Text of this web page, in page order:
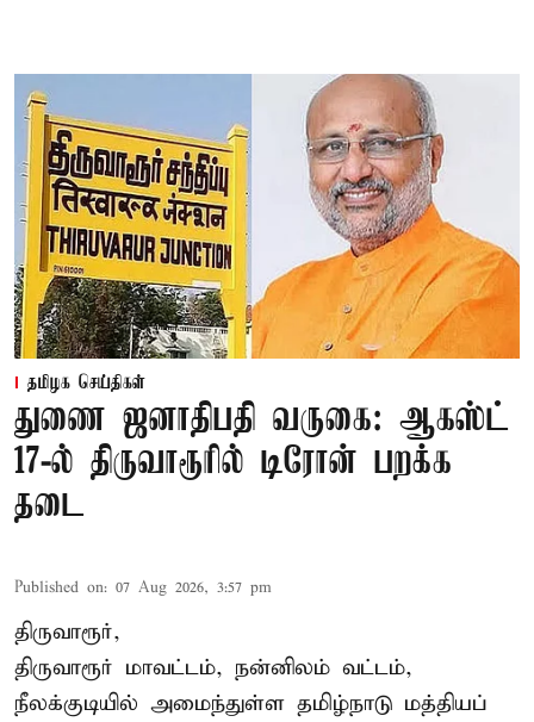
தமிழக செய்திகள்
துணை ஜனாதிபதி வருகை: ஆகஸ்ட்
17-ல் திருவாரூரில் டிரோன் பறக்க
தடை
Published on: 07 Aug 2026, 3:57 pm
திருவாரூர்,
திருவாரூர் மாவட்டம், நன்னிலம் வட்டம்,
நீலக்குடியில் அமைந்துள்ள தமிழ்நாடு மத்தியப்